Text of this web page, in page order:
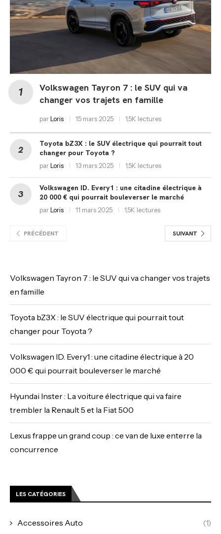
Volkswagen Tayron 7 : le SUV qui va
changer vos trajets en famille
parLoris 15 mars 2025 1,5K lectures
Toyota bZ3X : le SUV électrique qui pourrait tout
changer pour Toyota ?
parLoris 13 mars 2025 1,5K lectures
Volkswagen ID. Every1 : une citadine électrique à
20 000 € qui pourrait bouleverser le marché
parLoris 11 mars 2025 1,5K lectures
PRÉCÉDENT SUIVANT
Volkswagen Tayron 7 : le SUV qui va changer vos trajets
en famille
Toyota bZ3X : le SUV électrique qui pourrait tout
changer pour Toyota ?
Volkswagen ID. Every1 : une citadine électrique à 20
000 € qui pourrait bouleverser le marché
Hyundai Inster : La voiture électrique qui va faire
trembler la Renault 5 et la Fiat 500
Lexus frappe un grand coup : ce van de luxe enterre la
concurrence
LES CATÉGORIES
Accessoires Auto (1)